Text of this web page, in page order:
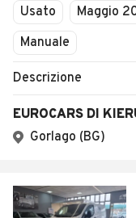
Usato Maggio
Manuale
Descrizione
EUROCARS DI
Gorlago (BG)